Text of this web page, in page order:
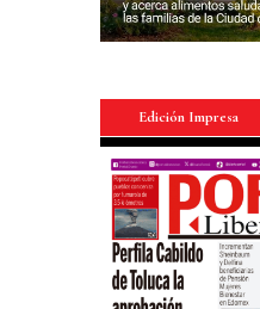
Edición Impresa